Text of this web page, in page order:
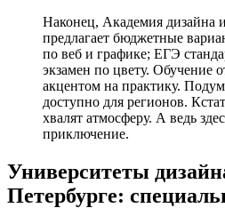
Наконец, Академия дизайна
предлагает бюджетные
по веб и графике; ЕГЭ
экзамен по цвету. Обучение
акцентом на практику.
доступно для регионов.
хвалят атмосферу. А ведь
приключение.
Университеты
Петербурге: